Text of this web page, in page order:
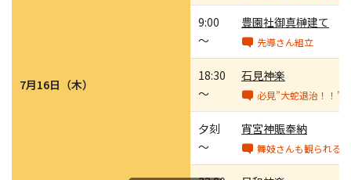
7月16日（木）
9:00
～
豊園社御真榊建て
先導さん組立
18:30
～
石見神楽
必見”大蛇退治！！”
夕刻
～
宵宮神賑奉納
舞妓さんも観られる！